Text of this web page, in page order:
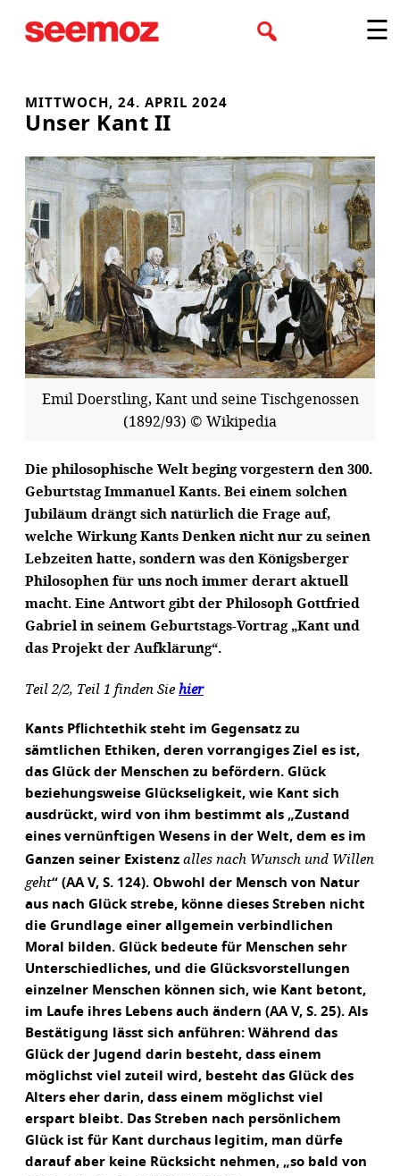
Inhalt
☰
MITTWOCH, 24. APRIL 2024
Unser Kant II
Emil Doerstling, Kant und seine Tischgenossen
(1892/93) © Wikipedia
Die philosophische Welt beging vorgestern den 300.
Geburtstag Immanuel Kants. Bei einem solchen
Jubiläum drängt sich natürlich die Frage auf,
welche Wirkung Kants Denken nicht nur zu seinen
Lebzeiten hatte, sondern was den Königsberger
Philosophen für uns noch immer derart aktuell
macht. Eine Antwort gibt der Philosoph Gottfried
Gabriel in seinem Geburtstags-Vortrag „Kant und
das Projekt der Aufklärung“.
Teil 2/2, Teil 1 finden Sie hier
Kants Pflichtethik steht im Gegensatz zu
sämtlichen Ethiken, deren vorrangiges Ziel es ist,
das Glück der Menschen zu befördern. Glück
beziehungsweise Glückseligkeit, wie Kant sich
ausdrückt, wird von ihm bestimmt als „Zustand
eines vernünftigen Wesens in der Welt, dem es im
Ganzen seiner Existenz alles nach Wunsch und Willen
geht“ (AA V, S. 124). Obwohl der Mensch von Natur
aus nach Glück strebe, könne dieses Streben nicht
die Grundlage einer allgemein verbindlichen
Moral bilden. Glück bedeute für Menschen sehr
Unterschiedliches, und die Glücksvorstellungen
einzelner Menschen können sich, wie Kant betont,
im Laufe ihres Lebens auch ändern (AA V, S. 25). Als
Bestätigung lässt sich anführen: Während das
Glück der Jugend darin besteht, dass einem
möglichst viel zuteil wird, besteht das Glück des
Alters eher darin, dass einem möglichst viel
erspart bleibt. Das Streben nach persönlichem
Glück ist für Kant durchaus legitim, man dürfe
darauf aber keine Rücksicht nehmen, „so bald von